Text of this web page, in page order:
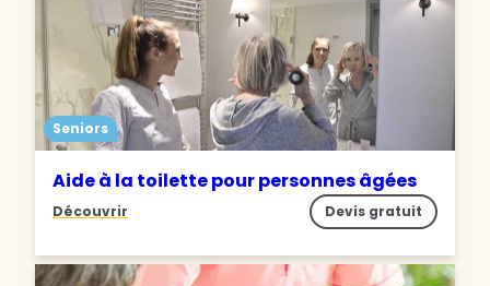
Seniors
Aide à la toilette pour personnes âgées
Découvrir Devis gratuit